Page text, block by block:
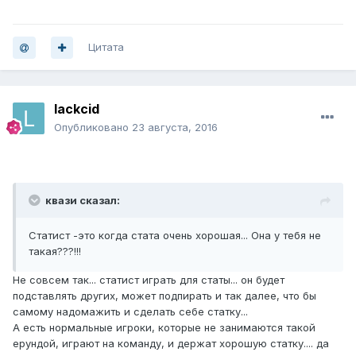
Цитата
lackcid
Опубликовано 23 августа, 2016
квази сказал:
Статист -это когда стата очень хорошая... Она у тебя не
такая???!!!
Не совсем так... статист играть для статы... он будет
подставлять других, может подпирать и так далее, что бы
самому надомажить и сделать себе статку...
А есть нормальные игроки, которые не занимаются такой
ерундой, играют на команду, и держат хорошую статку.... да